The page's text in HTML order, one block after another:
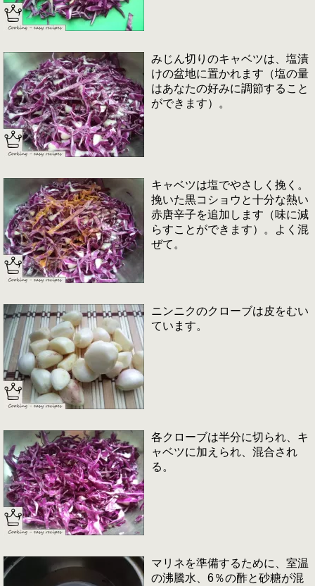
みじん切りのキャベツは、塩漬
けの盆地に置かれます（塩の量
はあなたの好みに調節すること
ができます）。
キャベツは塩でやさしく挽く。
挽いた黒コショウと十分な熱い
赤唐辛子を追加します（味に減
らすことができます）。よく混
ぜて。
ニンニクのクローブは皮をむい
ています。
各クローブは半分に切られ、キ
ャベツに加えられ、混合され
る。
マリネを準備するために、室温
の沸騰水、6％の酢と砂糖が混